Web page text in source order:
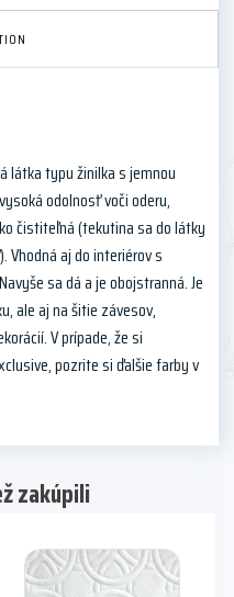
látka typu žinilka s jemnou
odolnosť voči oderu,
čistiteľná (tekutina sa do látky
Vhodná aj do interiérov s
sa dá a je obojstranná. Je
ale aj na šitie závesov,
V prípade, že si
pozrite si ďalšie farby v
zakúpili